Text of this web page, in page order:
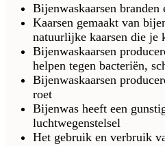
Bijenwaskaarsen branden
Kaarsen gemaakt van
natuurlijke kaarsen die je
Bijenwaskaarsen
helpen tegen bacteriën,
Bijenwaskaarsen
roet
Bijenwas heeft een
luchtwegenstelsel
Het gebruik en verbruik